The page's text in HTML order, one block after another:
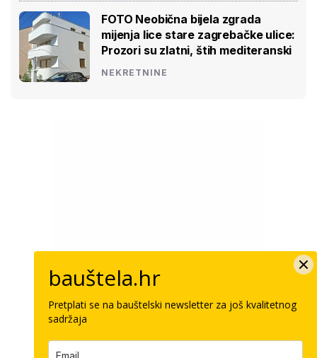
FOTO Neobična bijela zgrada
mijenja lice stare zagrebačke ulice:
Prozori su zlatni, štih mediteranski
NEKRETNINE
bauštela.hr
Pretplati se na bauštelski newsletter za još kvalitetnog
sadržaja